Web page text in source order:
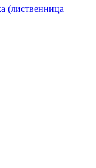
(лиственница